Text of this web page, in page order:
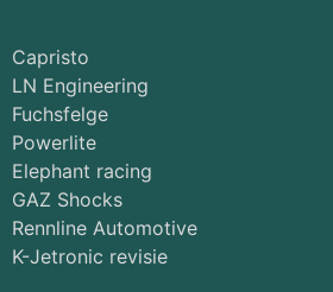
Capristo
LN Engineering
Fuchsfelge
Powerlite
Elephant racing
GAZ Shocks
Rennline Automotive
K-Jetronic revisie